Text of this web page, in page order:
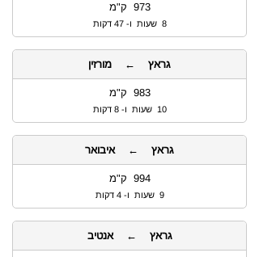
973 ק"מ
8 שעות ו- 47 דקות
גראץ ← מורזין
983 ק"מ
10 שעות ו- 8 דקות
גראץ ← איבואר
994 ק"מ
9 שעות ו- 4 דקות
גראץ ← אנטיב